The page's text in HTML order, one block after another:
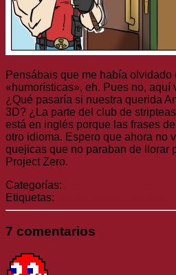
Pensábais que me había olvidado
«humorísticas», eh. Pues no, aquí
¿Qué pasaría si nuestra querida
3D? ¿La parte del club de
está en inglés porque las frases
otro idioma. Espero que ahora no
quejicas que no paraban de llorar
Project Zero.
Categorías:
Etiquetas:
7 comentarios